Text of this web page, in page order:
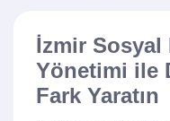
İzmir Sosyal
Yönetimi ile
Fark Yaratın